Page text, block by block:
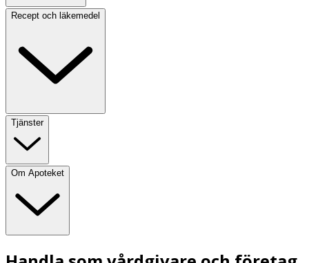
Recept och läkemedel
Tjänster
Om Apoteket